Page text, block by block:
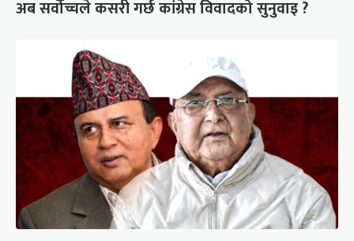
अब सर्वोच्चले कसरी गर्छ कांग्रेस विवादको सुनुवाइ ?